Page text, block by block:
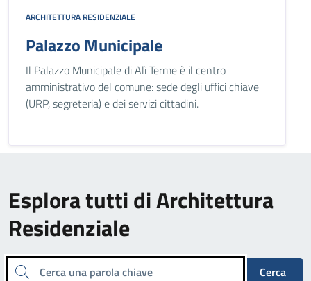
ARCHITETTURA RESIDENZIALE
Palazzo Municipale
Il Palazzo Municipale di Alì Terme è il centro
amministrativo del comune: sede degli uffici chiave
(URP, segreteria) e dei servizi cittadini.
Esplora tutti di Architettura
Residenziale
Cerca una parola chiave
Cerca